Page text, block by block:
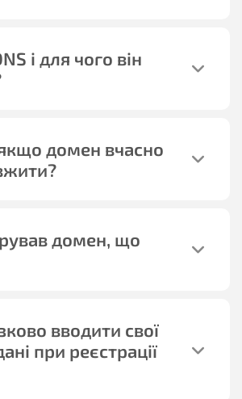
і для чого він
домен вчасно
домен, що
вводити свої
при реєстрації